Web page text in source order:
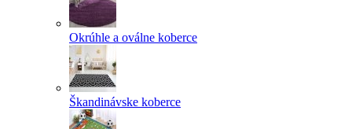
Okrúhle a oválne koberce
Škandinávske koberce